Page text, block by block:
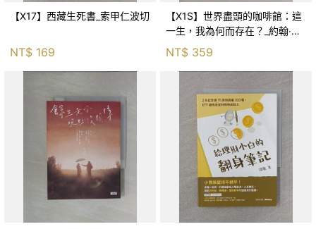
【X17】西藏生死書_索甲仁波切
NT$ 169
【X1S】世界盡頭的咖啡館：這
一生，我為何而存在？_約翰‧史
崔勒基, Elsa
NT$ 359